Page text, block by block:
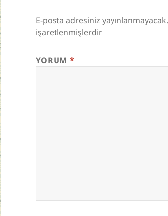
E-posta adresiniz yayınlanmayacak.
işaretlenmişlerdir
YORUM *